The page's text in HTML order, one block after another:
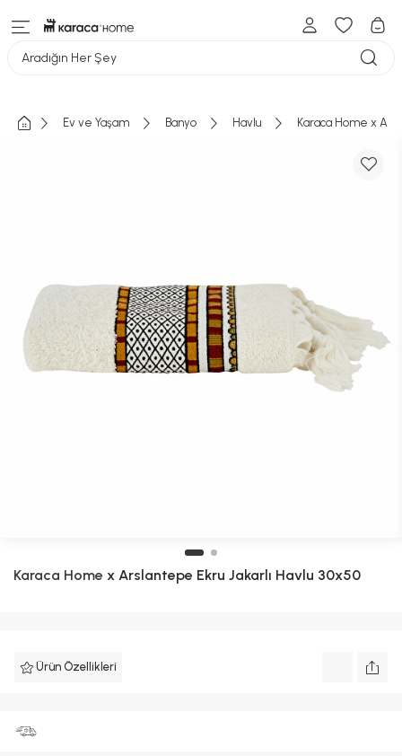
Aradığın Her Şey
Ev ve Yaşam Banyo Havlu Karaca Home x
Karaca Home x Arslantepe Ekru Jakarlı Havlu 30x50
Ürün Özellikleri